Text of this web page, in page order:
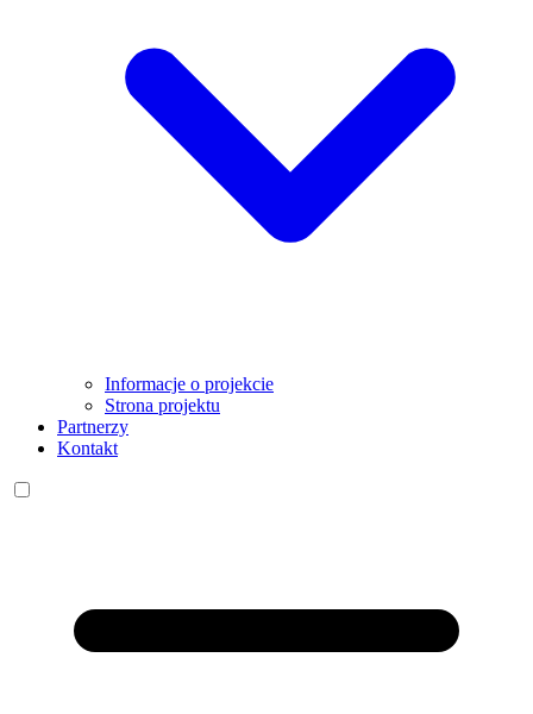
Informacje o projekcie
Strona projektu
Partnerzy
Kontakt